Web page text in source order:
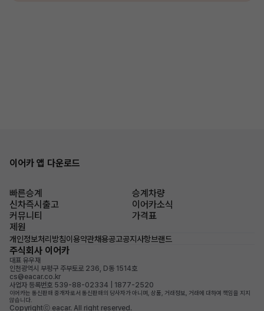
이어카 앱 다운로드
빠른승계
승계차량
신차즉시출고
이어카소식
커뮤니티
가격표
제원
개인정보처리방침이용약관채용공고공지사항브랜드
주식회사 이어카
대표 유우재
인천광역시 부평구 주부토로 236, D동 1514호
cs@eacar.co.kr
사업자 등록번호 539-88-02334 | 1877-2520
이어카는 통신판매 중개자로서 통신판매의 당사자가 아니며, 상품, 거래정보, 거래에 대하여 책임을 지지
않습니다.
Copyrightⓒ eacar. All right reserved.